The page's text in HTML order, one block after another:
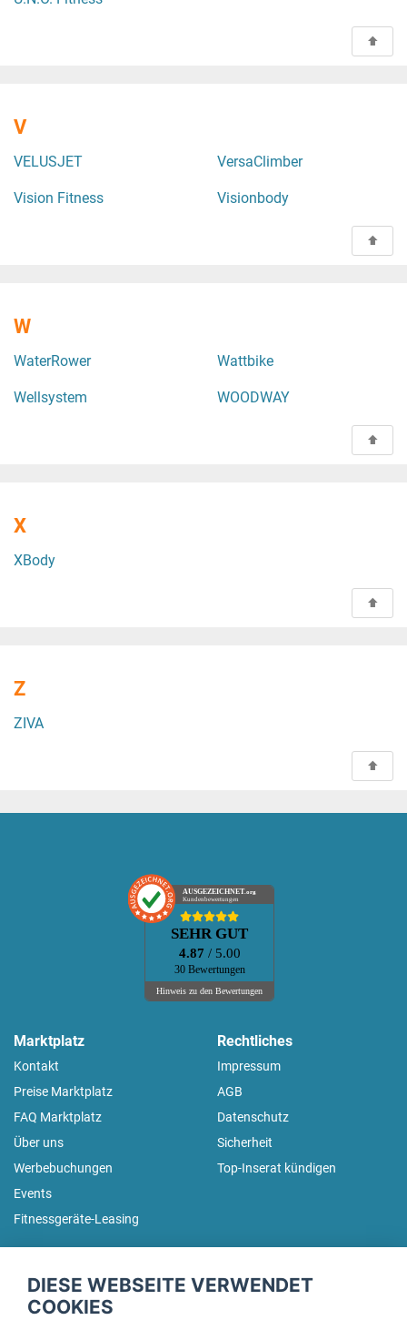
V
VELUSJET VersaClimber
Vision Fitness Visionbody
W
WaterRower Wattbike
Wellsystem WOODWAY
X
XBody
Z
ZIVA
AUSGEZEICHNET.org
Kundenbewertungen
SEHR GUT
4.87 / 5.00
30 Bewertungen
Hinweis zu den Bewertungen
Marktplatz
Kontakt
Preise Marktplatz
FAQ Marktplatz
Über uns
Werbebuchungen
Events
Fitnessgeräte-Leasing
Rechtliches
Impressum
AGB
Datenschutz
Sicherheit
Top-Inserat kündigen
Trage dich hier für unseren Newsletter ein und erhalte regelmäßig
DIESE WEBSEITE VERWENDET
COOKIES